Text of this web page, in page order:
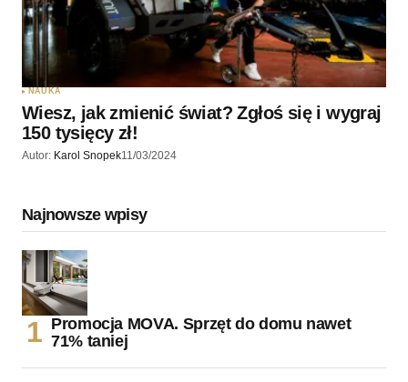
NAUKA
Wiesz, jak zmienić świat? Zgłoś się i wygraj
150 tysięcy zł!
Autor: Karol Snopek11/03/2024
Najnowsze wpisy
Promocja MOVA. Sprzęt do domu nawet
71% taniej